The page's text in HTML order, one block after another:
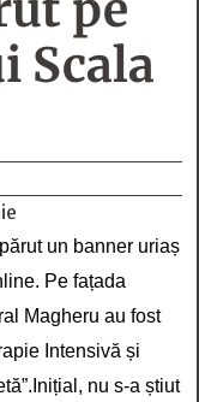
Scala
un banner uriaș
Pe fațada
Magheru au fost
Intensivă și
Inițial, nu s-a știut